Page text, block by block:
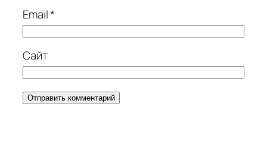
Email*
Сайт